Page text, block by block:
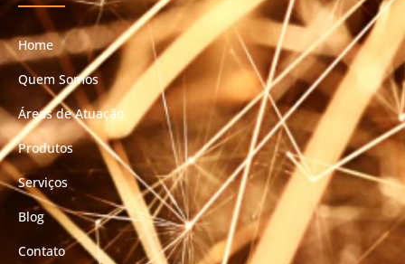
Home
Quem Somos
Áreas de Atuação
Produtos
Serviços
Blog
Contato